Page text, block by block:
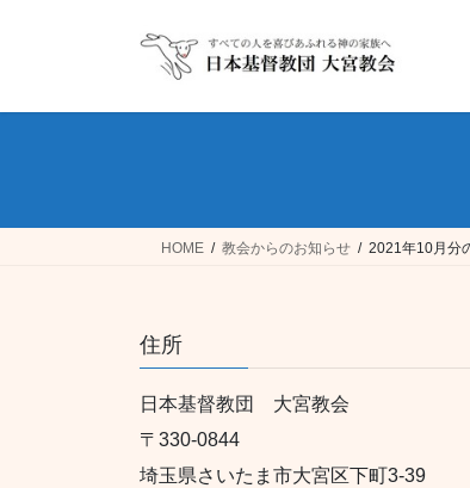
HOME 教会からのお知らせ 2021年10月分
住所
日本基督教団 大宮教会
〒330-0844
埼玉県さいたま市大宮区下町3-39